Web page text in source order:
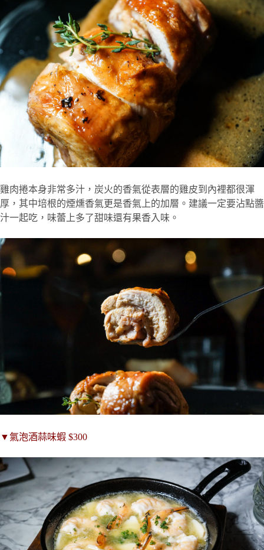
雞肉捲本身非常多汁，炭火的香氣從表層的雞皮到內裡都很渾
厚，其中培根的煙燻香氣更是香氣上的加層。建議一定要沾點醬
汁一起吃，味蕾上多了甜味還有果香入味。
▼氣泡酒蒜味蝦 $300